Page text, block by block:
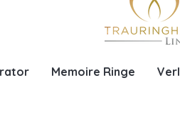
Memoire Ringe